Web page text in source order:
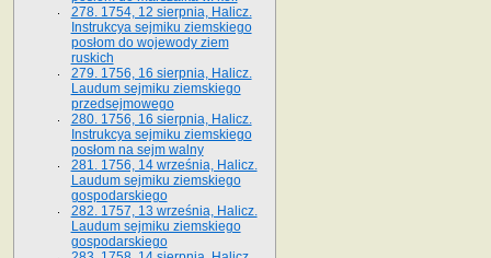
278. 1754, 12 sierpnia, Halicz.
Instrukcya sejmiku ziemskiego
posłom do wojewody ziem
ruskich
279. 1756, 16 sierpnia, Halicz.
Laudum sejmiku ziemskiego
przedsejmowego
280. 1756, 16 sierpnia, Halicz.
Instrukcya sejmiku ziemskiego
posłom na sejm walny
281. 1756, 14 września, Halicz.
Laudum sejmiku ziemskiego
gospodarskiego
282. 1757, 13 września, Halicz.
Laudum sejmiku ziemskiego
gospodarskiego